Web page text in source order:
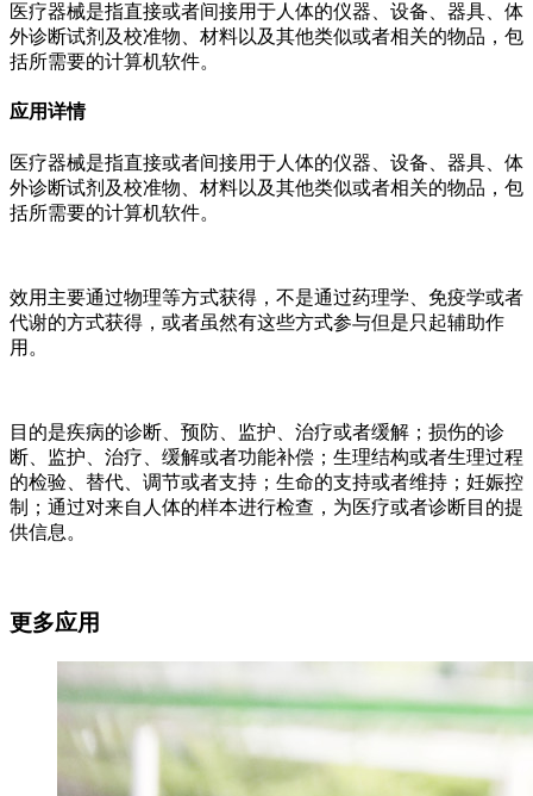
医疗器械是指直接或者间接用于人体的仪器、设备、器具、体
外诊断试剂及校准物、材料以及其他类似或者相关的物品，包
括所需要的计算机软件。
应用详情
医疗器械是指直接或者间接用于人体的仪器、设备、器具、体
外诊断试剂及校准物、材料以及其他类似或者相关的物品，包
括所需要的计算机软件。
效用主要通过物理等方式获得，不是通过药理学、免疫学或者
代谢的方式获得，或者虽然有这些方式参与但是只起辅助作
用。
目的是疾病的诊断、预防、监护、治疗或者缓解；损伤的诊
断、监护、治疗、缓解或者功能补偿；生理结构或者生理过程
的检验、替代、调节或者支持；生命的支持或者维持；妊娠控
制；通过对来自人体的样本进行检查，为医疗或者诊断目的提
供信息。
更多应用